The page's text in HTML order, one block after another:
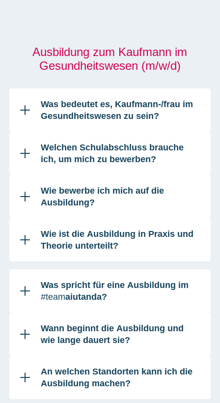
Ausbildung zum Kaufmann im
Gesundheitswesen (m/w/d)
Was bedeutet es, Kaufmann-/frau im
Gesundheitswesen zu sein?
Welchen Schulabschluss brauche
ich, um mich zu bewerben?
Wie bewerbe ich mich auf die
Ausbildung?
Wie ist die Ausbildung in Praxis und
Theorie unterteilt?
Was spricht für eine Ausbildung im
#teamaiutanda?
Wann beginnt die Ausbildung und
wie lange dauert sie?
An welchen Standorten kann ich die
Ausbildung machen?